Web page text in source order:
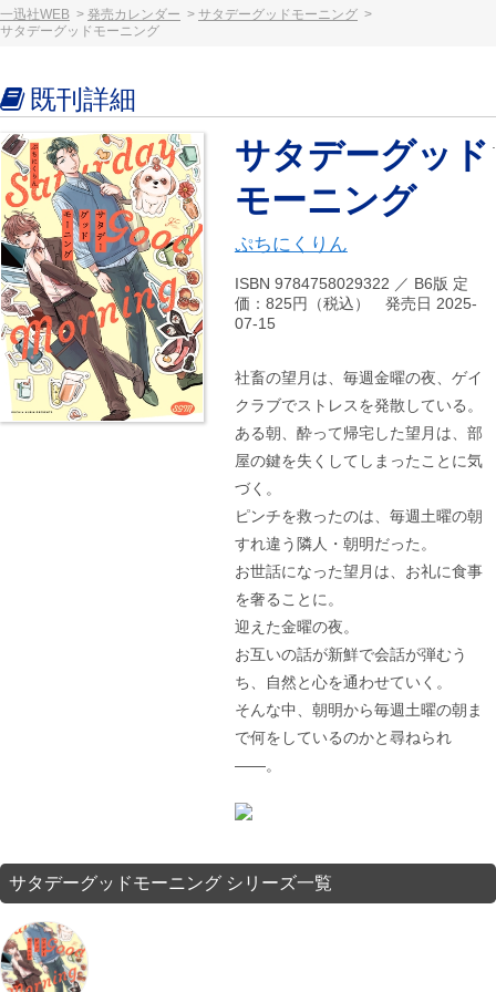
一迅社WEB 発売カレンダー
サタデーグッドモーニング
サタデーグッドモーニング
既刊詳細
サタデーグッド
モーニング
ぷちにくりん
ISBN 9784758029322 ／ B6版 定
価：825円（税込） 発売日 2025-
07-15
社畜の望月は、毎週金曜の夜、ゲイ
クラブでストレスを発散している。
ある朝、酔って帰宅した望月は、部
屋の鍵を失くしてしまったことに気
づく。
ピンチを救ったのは、毎週土曜の朝
すれ違う隣人・朝明だった。
お世話になった望月は、お礼に食事
を奢ることに。
迎えた金曜の夜。
お互いの話が新鮮で会話が弾むう
ち、自然と心を通わせていく。
そんな中、朝明から毎週土曜の朝ま
で何をしているのかと尋ねられ
――。
サタデーグッドモーニング シリーズ一覧